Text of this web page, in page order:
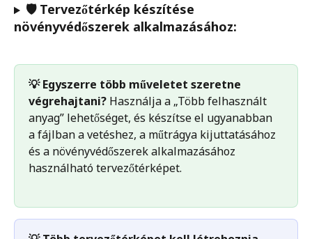
🛡 Tervezőtérkép készítése
növényvédőszerek alkalmazásához:
💡 Egyszerre több műveletet szeretne
végrehajtani? Használja a „Több felhasznált
anyag” lehetőséget, és készítse el ugyanabban
a fájlban a vetéshez, a műtrágya kijuttatásához
és a növényvédőszerek alkalmazásához
használható tervezőtérképet.